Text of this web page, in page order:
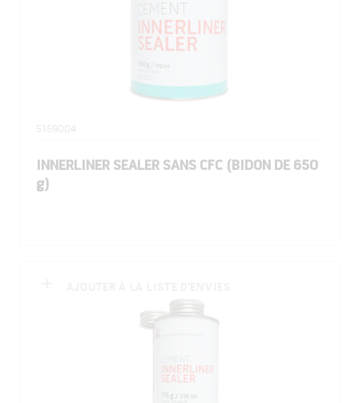
5159004
INNERLINER SEALER SANS CFC (BIDON DE 650
g)